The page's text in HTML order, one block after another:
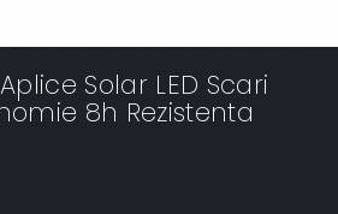
Solar LED Scari
8h Rezistenta